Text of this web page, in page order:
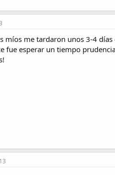
míos me tardaron unos 3-4
fue esperar un tiempo